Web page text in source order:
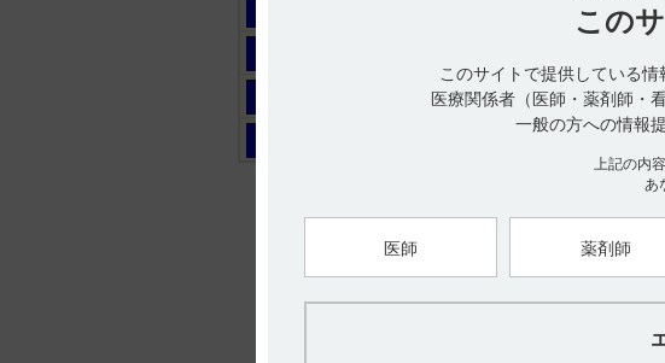
この
このサイトで提供している
医療関係者（医師・薬剤師・
一般の方への情報
上記の内
あ
医師 薬剤師
したとき
反復投与
日の比）
日本人健
電子添文
本剤は、
お、症状に
1）エク